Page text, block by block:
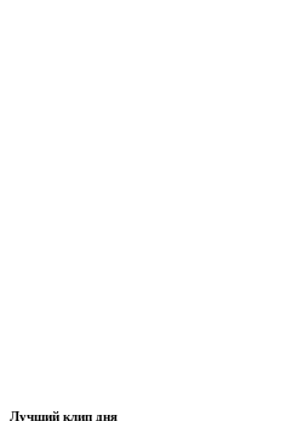
Лучший клип дня